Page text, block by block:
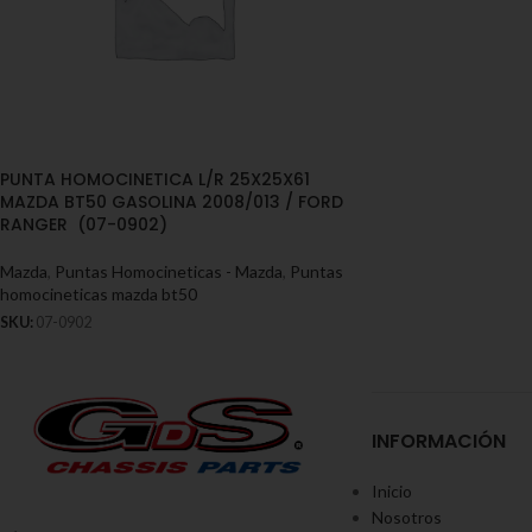
PUNTA HOMOCINETICA L/R 25X25X61
MAZDA BT50 GASOLINA 2008/013 / FORD
RANGER (07-0902)
Mazda Puntas Homocineticas - Mazda Puntas
homocineticas mazda bt50
SKU: 07-0902
INFORMACIÓN
Inicio
Nosotros